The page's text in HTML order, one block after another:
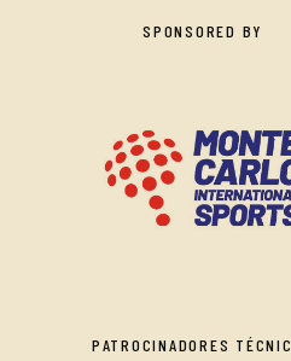
SPONSORED BY
PATROCINADORES